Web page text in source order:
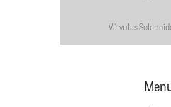
Válvulas